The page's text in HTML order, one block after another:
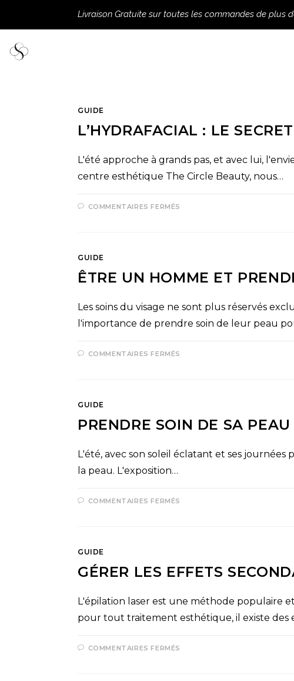
Livraison Gratuite sur toutes les commandes de plus
GUIDE
L’HYDRAFACIAL : LE
L'été approche à grands pas, et avec lui,
centre esthétique The Circle Beauty, nous…
COMMENTAIRES FERMÉS
GUIDE
ÊTRE UN HOMME ET
Les soins du visage ne sont plus réservés
l'importance de prendre soin de leur peau
COMMENTAIRES FERMÉS
GUIDE
PRENDRE SOIN DE SA PEAU
L'été, avec son soleil éclatant et ses journées
la peau. L'exposition…
COMMENTAIRES FERMÉS
GUIDE
GÉRER LES EFFETS
L'épilation laser est une méthode populaire
pour tout traitement esthétique, il existe des
COMMENTAIRES FERMÉS